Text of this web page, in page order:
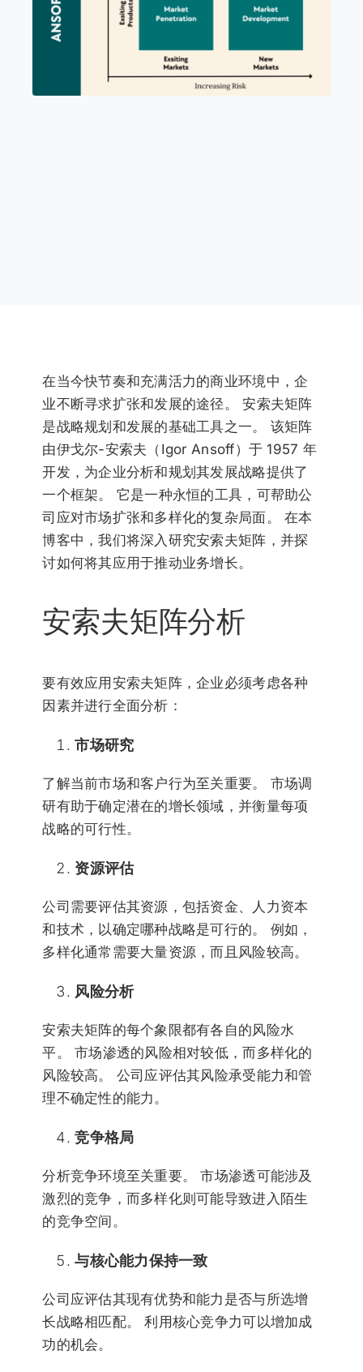
在当今快节奏和充满活力的商业环境中，企
业不断寻求扩张和发展的途径。 安索夫矩阵
是战略规划和发展的基础工具之一。 该矩阵
由伊戈尔-安索夫（Igor Ansoff）于 1957 年
开发，为企业分析和规划其发展战略提供了
一个框架。 它是一种永恒的工具，可帮助公
司应对市场扩张和多样化的复杂局面。 在本
博客中，我们将深入研究安索夫矩阵，并探
讨如何将其应用于推动业务增长。
安索夫矩阵分析
要有效应用安索夫矩阵，企业必须考虑各种
因素并进行全面分析：
市场研究
了解当前市场和客户行为至关重要。 市场调
研有助于确定潜在的增长领域，并衡量每项
战略的可行性。
资源评估
公司需要评估其资源，包括资金、人力资本
和技术，以确定哪种战略是可行的。 例如，
多样化通常需要大量资源，而且风险较高。
风险分析
安索夫矩阵的每个象限都有各自的风险水
平。 市场渗透的风险相对较低，而多样化的
风险较高。 公司应评估其风险承受能力和管
理不确定性的能力。
竞争格局
分析竞争环境至关重要。 市场渗透可能涉及
激烈的竞争，而多样化则可能导致进入陌生
的竞争空间。
与核心能力保持一致
公司应评估其现有优势和能力是否与所选增
长战略相匹配。 利用核心竞争力可以增加成
功的机会。